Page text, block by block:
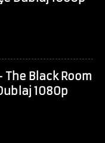
The Black Room
1080p